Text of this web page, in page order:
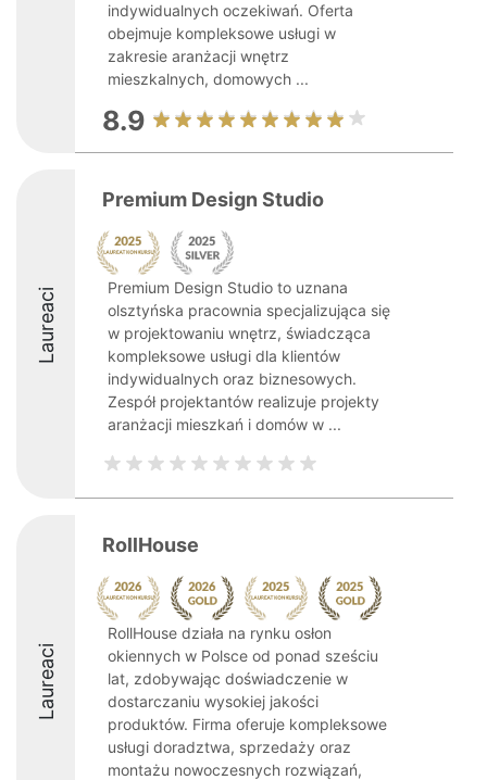
indywidualnych oczekiwań. Oferta
obejmuje kompleksowe usługi w
zakresie aranżacji wnętrz
mieszkalnych, domowych ...
8.9
Laureaci
Premium Design Studio
Premium Design Studio to uznana
olsztyńska pracownia specjalizująca się
w projektowaniu wnętrz, świadcząca
kompleksowe usługi dla klientów
indywidualnych oraz biznesowych.
Zespół projektantów realizuje projekty
aranżacji mieszkań i domów w ...
Laureaci
RollHouse
RollHouse działa na rynku osłon
okiennych w Polsce od ponad sześciu
lat, zdobywając doświadczenie w
dostarczaniu wysokiej jakości
produktów. Firma oferuje kompleksowe
usługi doradztwa, sprzedaży oraz
montażu nowoczesnych rozwiązań,